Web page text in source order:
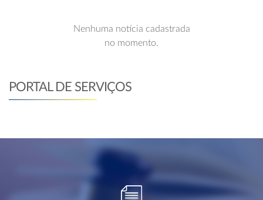
Nenhuma notícia cadastrada
no momento.
PORTAL DE SERVIÇOS